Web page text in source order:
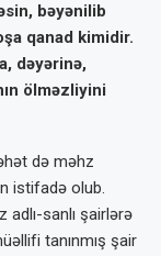
bəyənilib
qanad kimidir.
dəyərinə,
ölməzliyini
də məhz
istifadə olub.
ad­lı-sanlı şairlərə
tanınmış şair